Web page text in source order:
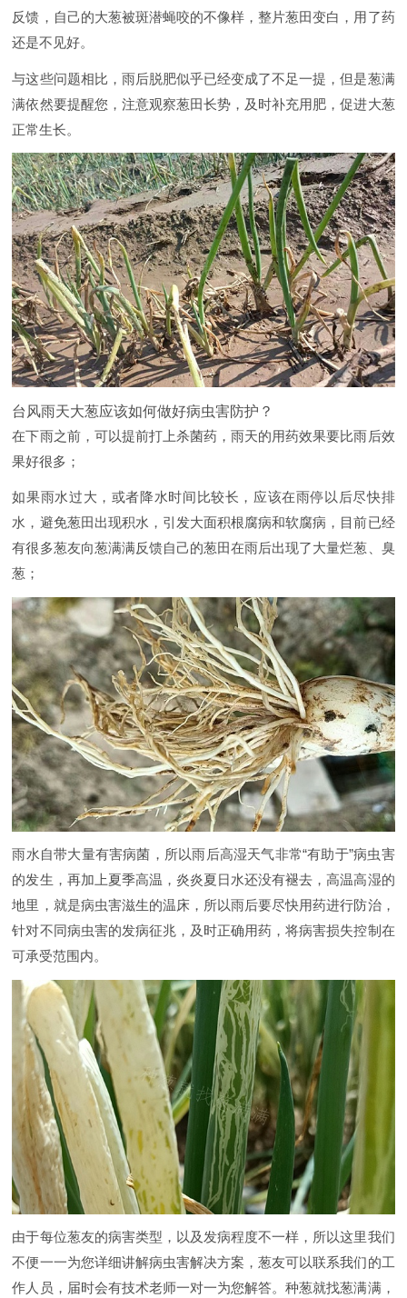
反馈，自己的大葱被斑潜蝇咬的不像样，整片葱田变白，用了药
还是不见好。
与这些问题相比，雨后脱肥似乎已经变成了不足一提，但是葱满
满依然要提醒您，注意观察葱田长势，及时补充用肥，促进大葱
正常生长。
台风雨天大葱应该如何做好病虫害防护？
在下雨之前，可以提前打上杀菌药，雨天的用药效果要比雨后效
果好很多；
如果雨水过大，或者降水时间比较长，应该在雨停以后尽快排
水，避免葱田出现积水，引发大面积根腐病和软腐病，目前已经
有很多葱友向葱满满反馈自己的葱田在雨后出现了大量烂葱、臭
葱；
雨水自带大量有害病菌，所以雨后高湿天气非常“有助于”病虫害
的发生，再加上夏季高温，炎炎夏日水还没有褪去，高温高湿的
地里，就是病虫害滋生的温床，所以雨后要尽快用药进行防治，
针对不同病虫害的发病征兆，及时正确用药，将病害损失控制在
可承受范围内。
由于每位葱友的病害类型，以及发病程度不一样，所以这里我们
不便一一为您详细讲解病虫害解决方案，葱友可以联系我们的工
作人员，届时会有技术老师一对一为您解答。种葱就找葱满满，